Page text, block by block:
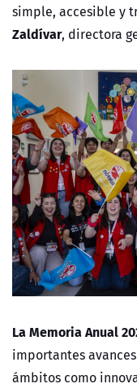
simple, accesible y
Zaldívar, directora
La Memoria Anual
importantes
ámbitos como